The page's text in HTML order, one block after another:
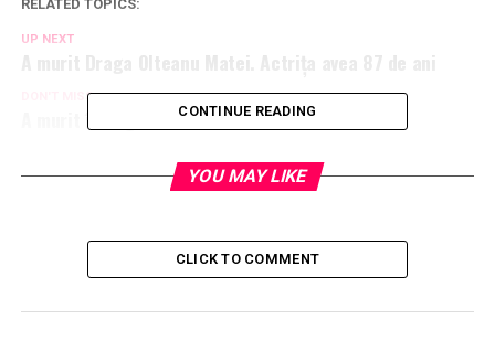
RELATED TOPICS:
UP NEXT
A murit Draga Olteanu Matei. Actrița avea 87 de ani
DON'T MISS
A murit îndrăgitul actor Vladimir Găitan
CONTINUE READING
YOU MAY LIKE
CLICK TO COMMENT